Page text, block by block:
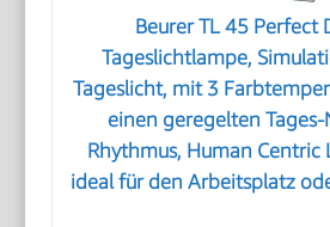
Beurer TL 45 Perfect
Tageslichtlampe,
Tageslicht, mit 3
einen geregelten
Rhythmus, Human Centric
ideal für den Arbeitsplatz